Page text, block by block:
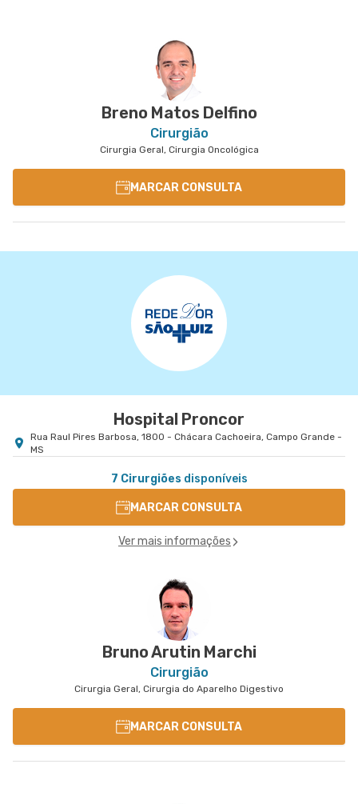
Breno Matos Delfino
Cirurgião
Cirurgia Geral, Cirurgia Oncológica
MARCAR CONSULTA
Hospital Proncor
Rua Raul Pires Barbosa, 1800 - Chácara Cachoeira, Campo Grande -
MS
7 Cirurgiões disponíveis
MARCAR CONSULTA
Ver mais informações
Bruno Arutin Marchi
Cirurgião
Cirurgia Geral, Cirurgia do Aparelho Digestivo
MARCAR CONSULTA